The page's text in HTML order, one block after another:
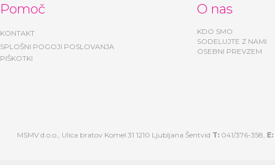
Pomoč
KONTAKT
SPLOŠNI POGOJI POSLOVANJA
PIŠKOTKI
O nas
KDO SMO
SODELUJTE Z NAMI
OSEBNI PREVZEM
MSMV d.o.o., Ulica bratov Komel 31 1210 Ljubljana Šentvid T: 041/376-358, E: